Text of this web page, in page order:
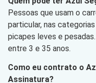
Pessoas que usam o
particular, nas
picapes leves e
entre 3 e 35 anos.
Como eu contrato o
Assinatura?